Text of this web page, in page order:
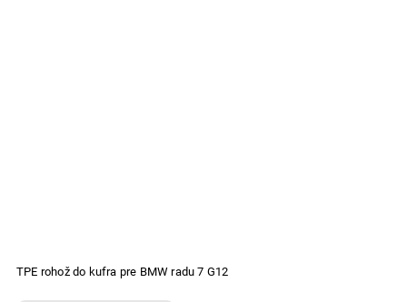
TPE rohož do kufra pre BMW radu 7 G12